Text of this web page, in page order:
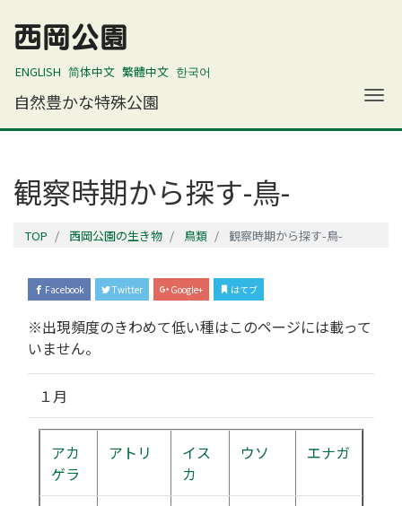
西岡公園
ENGLISH 简体中文 繁體中文 한국어
自然豊かな特殊公園 ナ
観察時期から探す-鳥-
TOP 西岡公園の生き物 鳥類 観察時期から探す-鳥-
Facebook Twitter Google+ はてブ
※出現頻度のきわめて低い種はこのページには載って
いません。
１月
アカ
ゲラ
アトリ
イス
カ
ウソ エナガ